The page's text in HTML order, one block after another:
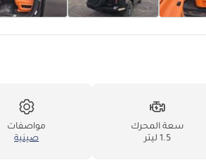
سعة المحرك
1.5 ليتر
مواصفات
صينية